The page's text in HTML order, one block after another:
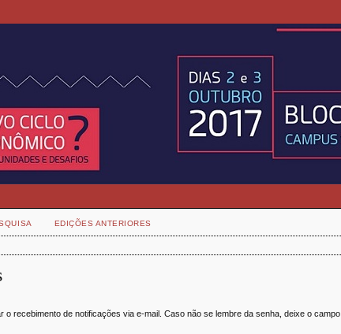
EDIÇÕES ANTERIORES
recebimento de notificações via e-mail. Caso não se lembre da senha, deixe o